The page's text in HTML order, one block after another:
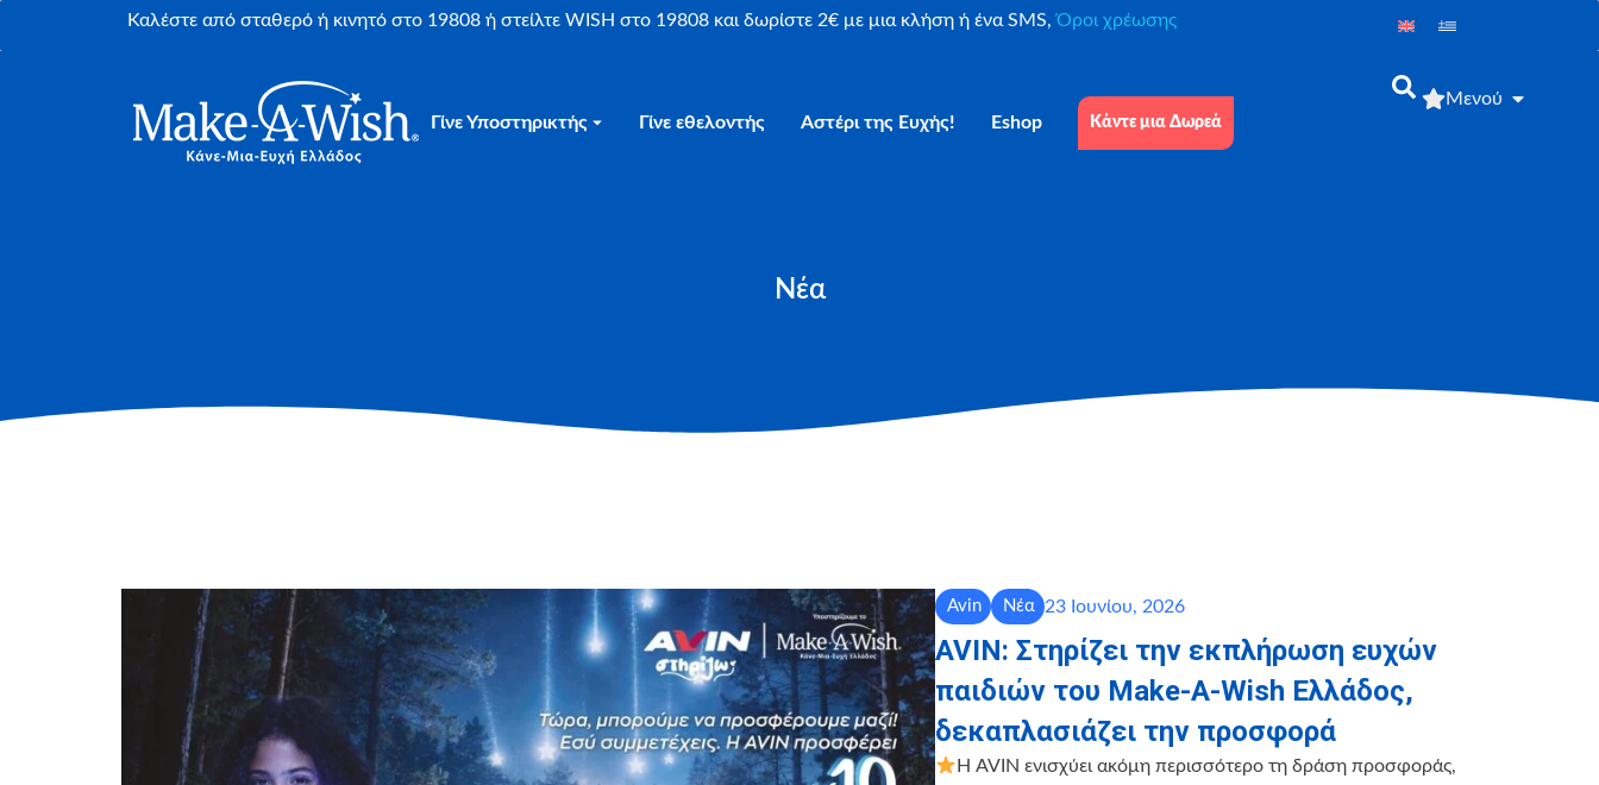
Καλέστε από σταθερό ή κινητό στο 19808 ή στείλτε WISH στο 19808 και δωρίστε 2€ με μια κλήση ή ένα SMS,Όροι χρέωσης
Γίνε Υποστηρικτής Γίνε εθελοντής Αστέρι της Ευχής! Eshop Κάντε μια Δωρεά
Μενού
Νέα
Avin Νέα 23 Ιουνίου, 2026
AVIN: Στηρίζει την εκπλήρωση ευχών
παιδιών του Make-A-Wish Ελλάδος,
δεκαπλασιάζει την προσφορά
Η AVIN ενισχύει ακόμη περισσότερο τη δράση προσφοράς,